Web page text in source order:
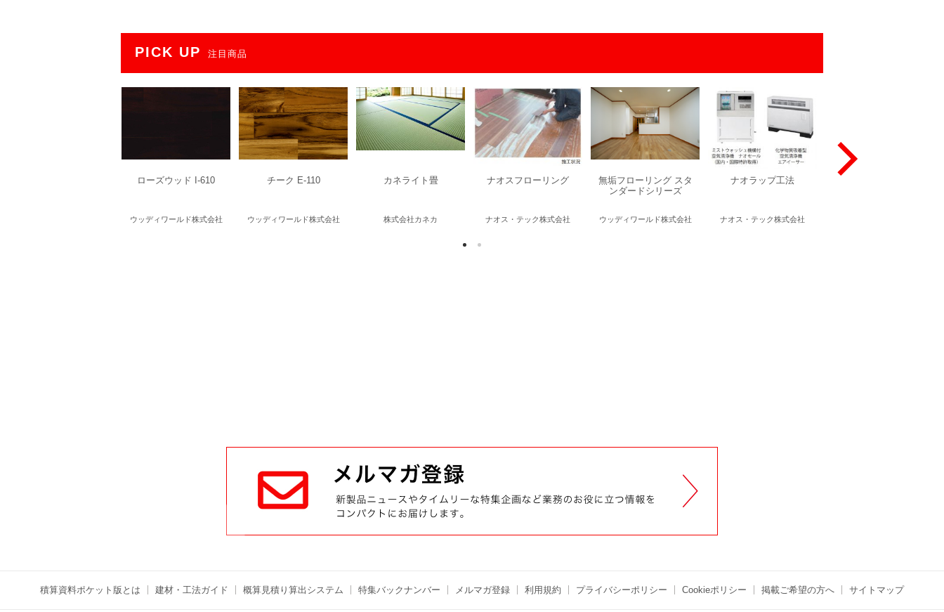
PICK UP 注目商品
ローズウッド I-610
ウッディワールド株式会社
チーク E-110
ウッディワールド株式会社
カネライト畳
株式会社カネカ
ナオスフローリング
ナオス・テック株式会社
無垢フローリング スタ
ンダードシリーズ
ウッディワールド株式会社
ナオラップ工法
ナオス・テック株式会社
積算資料ポケット版とは 建材・工法ガイド 概算見積り算出システム 特集バックナンバー メルマガ登録 利用規約 プライバシーポリシー Cookieポリシー 掲載ご希望の方へ サイトマップ